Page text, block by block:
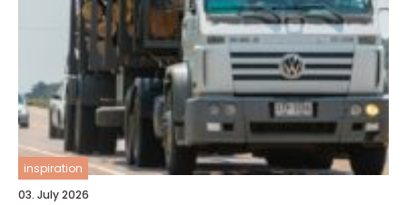
inspiration
03. July 2026